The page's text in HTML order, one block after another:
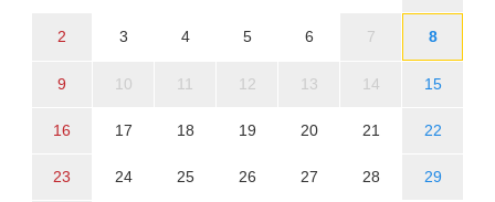
2 3 4 5 6 7 8
9 10 11 12 13 14 15
16 17 18 19 20 21 22
23 24 25 26 27 28 29